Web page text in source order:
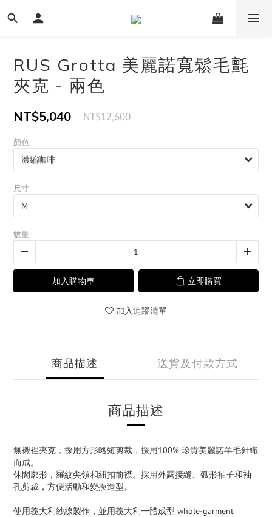
RUS Grotta 美麗諾寬鬆毛氈
夾克 - 兩色
NT$5,040 NT$12,600
顏色
尺寸
數量
加入購物車 立即購買
加入追蹤清單
商品描述 送貨及付款方式
商品描述
無襯裡夾克，採用方形略短剪裁，採用100% 珍貴美麗諾羊毛針織
而成。
休閒廓形，羅紋尖領和紐扣前襟。採用外露接縫、弧形袖子和袖
孔剪裁，方便活動和變換造型。
使用義大利紗線製作，並用義大利一體成型 whole-garment